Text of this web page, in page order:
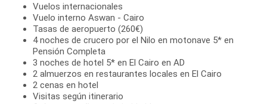
Vuelos internacionales
Vuelo interno Aswan - Cairo
Tasas de aeropuerto (260€)
4 noches de crucero por el Nilo en motonave 5* en
Pensión Completa
3 noches de hotel 5* en El Cairo en AD
2 almuerzos en restaurantes locales en El Cairo
2 cenas en hotel
Visitas según itinerario